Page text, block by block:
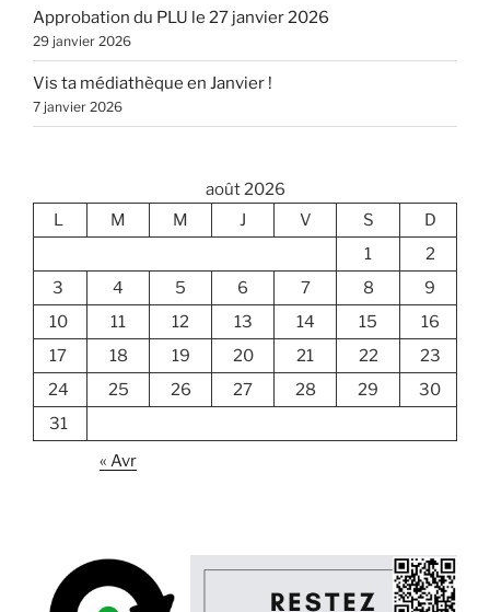
Approbation du PLU le 27 janvier 2026
29 janvier 2026
Vis ta médiathèque en Janvier !
7 janvier 2026
août 2026
L
M M J V S
D
1
2
3
4 5 6 7 8
9
10
11 12 13 14 15
16
17
18 19 20 21 22
23
24
25 26 27 28 29
30
31
« Avr